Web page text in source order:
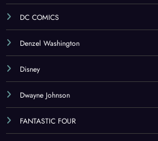
DC COMICS
Denzel Washington
Disney
Dwayne Johnson
FANTASTIC FOUR